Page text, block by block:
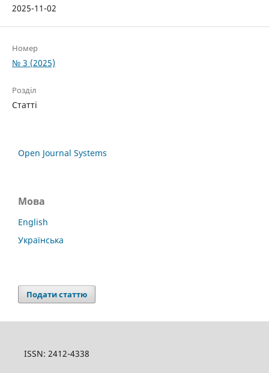
2025-11-02
Номер
№ 3 (2025)
Розділ
Статті
Open Journal Systems
Мова
English
Українська
Подати статтю
ISSN: 2412-4338